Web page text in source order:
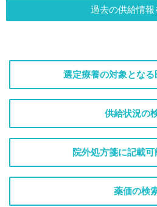
過去の供給情報
選定療養の対象とな
供給状況の
院外処方箋に記載
薬価の検